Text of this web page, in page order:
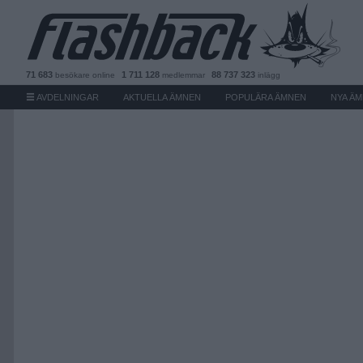
71 683 besökare online 1 711 128 medlemmar 88 737 323 inlägg
AVDELNINGAR AKTUELLA ÄMNEN POPULÄRA ÄMNEN NYA